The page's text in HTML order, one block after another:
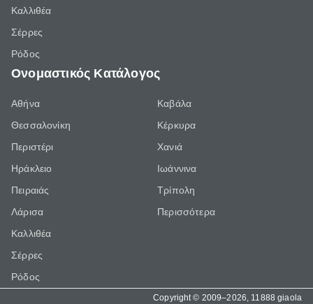
Καλλιθέα
Σέρρες
Ρόδος
Ονομαστικός Κατάλογος
Αθήνα
Θεσσαλονίκη
Περιστέρι
Ηράκλειο
Πειραιάς
Λάρισα
Καλλιθέα
Σέρρες
Ρόδος
Καβάλα
Κέρκυρα
Χανιά
Ιωάννινα
Τρίπολη
Περισσότερα
Copyright © 2009–2026, 11888 giaola